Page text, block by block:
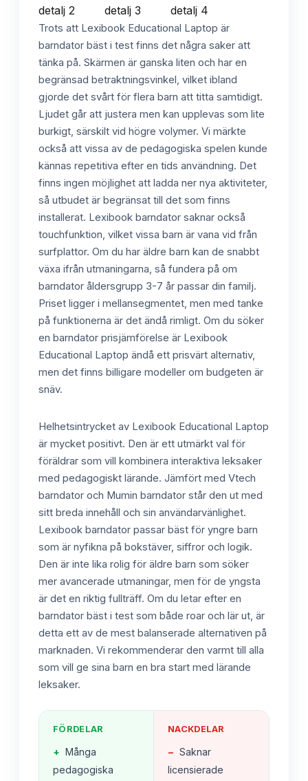
Trots att Lexibook Educational Laptop är
barndator bäst i test finns det några saker att
tänka på. Skärmen är ganska liten och har en
begränsad betraktningsvinkel, vilket ibland
gjorde det svårt för flera barn att titta samtidigt.
Ljudet går att justera men kan upplevas som lite
burkigt, särskilt vid högre volymer. Vi märkte
också att vissa av de pedagogiska spelen kunde
kännas repetitiva efter en tids användning. Det
finns ingen möjlighet att ladda ner nya aktiviteter,
så utbudet är begränsat till det som finns
installerat. Lexibook barndator saknar också
touchfunktion, vilket vissa barn är vana vid från
surfplattor. Om du har äldre barn kan de snabbt
växa ifrån utmaningarna, så fundera på om
barndator åldersgrupp 3-7 år passar din familj.
Priset ligger i mellansegmentet, men med tanke
på funktionerna är det ändå rimligt. Om du söker
en barndator prisjämförelse är Lexibook
Educational Laptop ändå ett prisvärt alternativ,
men det finns billigare modeller om budgeten är
snäv.
Helhetsintrycket av Lexibook Educational Laptop
är mycket positivt. Den är ett utmärkt val för
föräldrar som vill kombinera interaktiva leksaker
med pedagogiskt lärande. Jämfört med Vtech
barndator och Mumin barndator står den ut med
sitt breda innehåll och sin användarvänlighet.
Lexibook barndator passar bäst för yngre barn
som är nyfikna på bokstäver, siffror och logik.
Den är inte lika rolig för äldre barn som söker
mer avancerade utmaningar, men för de yngsta
är det en riktig fullträff. Om du letar efter en
barndator bäst i test som både roar och lär ut, är
detta ett av de mest balanserade alternativen på
marknaden. Vi rekommenderar den varmt till alla
som vill ge sina barn en bra start med lärande
leksaker.
FÖRDELAR
+ Många
pedagogiska
NACKDELAR
− Saknar
licensierade